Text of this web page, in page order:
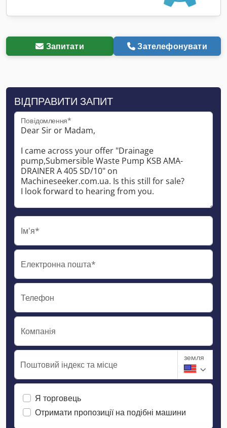
Запитати Зателефонувати
ВІДПРАВИТИ ЗАПИТ
Повідомлення*
Ім'я*
Електронна пошта*
Телефон
Компанія
Поштовий індекс та місце
земля
Я торговець
Отримати пропозиції на подібні машини